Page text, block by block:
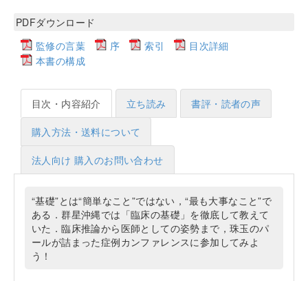
PDFダウンロード
監修の言葉
序 索引
目次詳細
本書の構成
目次・内容紹介 立ち読み 書評・読者の声
購入方法・送料について
法人向け 購入のお問い合わせ
“基礎”とは“簡単なこと”ではない，“最も大事なこと”で
ある．群星沖縄では「臨床の基礎」を徹底して教えて
いた．臨床推論から医師としての姿勢まで，珠玉のパ
ールが詰まった症例カンファレンスに参加してみよ
う！